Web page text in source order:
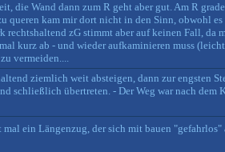
die Wand dann zum R geht aber gut. Am R
queren kam mir dort nicht in den Sinn, obwohl
rechtshaltend zG stimmt aber auf keinen Fall, da
kurz ab - und wieder aufkaminieren muss
vermeiden....
ziemlich weit absteigen, dann zur engsten
schließlich übertreten. - Der Weg war nach dem
ein Längenzug, der sich mit bauen "gefahrlos"